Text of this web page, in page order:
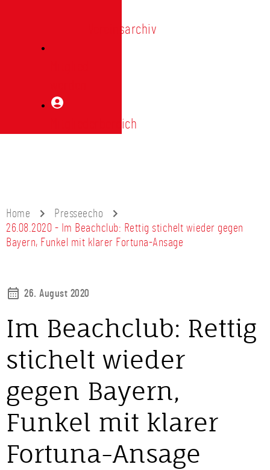
Vereinsarchiv
Mitgliederbereich
Home
Presseecho
26.08.2020 - Im Beachclub: Rettig stichelt wieder gegen
Bayern, Funkel mit klarer Fortuna-Ansage
26. August 2020
Im Beachclub: Rettig
stichelt wieder
gegen Bayern,
Funkel mit klarer
Fortuna-Ansage